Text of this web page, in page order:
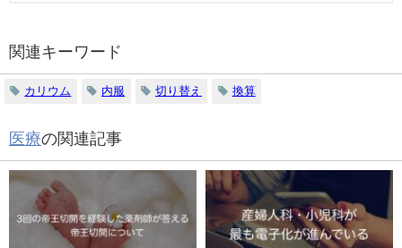
関連キーワード
カリウム 内服 切り替え 換算
医療の関連記事